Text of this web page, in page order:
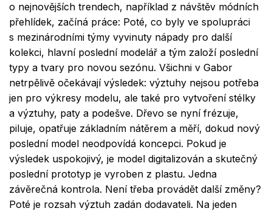
o nejnovějších trendech, například z návštěv módních
přehlídek, začíná práce: Poté, co byly ve spolupráci
s mezinárodními týmy vyvinuty nápady pro další
kolekci, hlavní poslední modelář a tým založí poslední
typy a tvary pro novou sezónu. Všichni v Gabor
netrpělivě očekávají výsledek: výztuhy nejsou potřeba
jen pro výkresy modelu, ale také pro vytvoření stélky
a výztuhy, paty a podešve. Dřevo se nyní frézuje,
piluje, opatřuje základním nátěrem a měří, dokud nový
poslední model neodpovídá koncepci. Pokud je
výsledek uspokojivý, je model digitalizován a skutečný
poslední prototyp je vyroben z plastu. Jedna
závěrečná kontrola. Není třeba provádět další změny?
Poté je rozsah výztuh zadán dodavateli. Na jeden